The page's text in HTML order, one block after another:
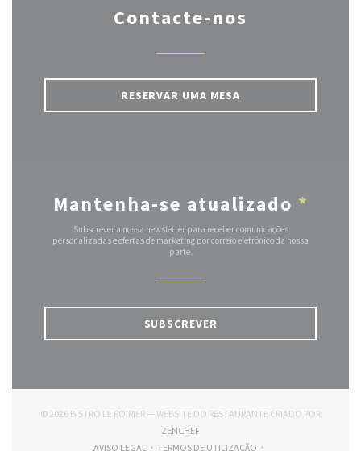
Contacte-nos
RESERVAR UMA MESA
Mantenha-se atualizado *
Subscrever a nossa newsletter para receber comunicações
personalizadas e ofertas de marketing por correio eletrónico da nossa
parte.
SUBSCREVER
© 2026 BISTRO LE POIRIER — WEBSITE DO RESTAURANTE CRIADO POR
ZENCHEF((ABRE NUMA NOVA JANELA))
AVISO LEGAL
TERMOS DE UTILIZAÇÃO